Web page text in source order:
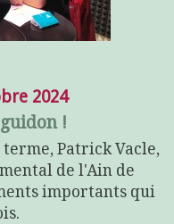
2024
!
Patrick Vacle,
de l'Ain de
importants qui